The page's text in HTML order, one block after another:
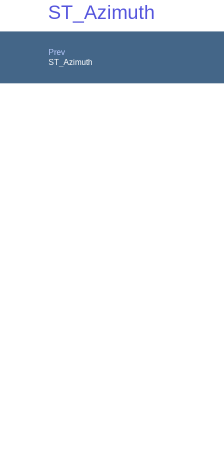
ST_Azimuth
Prev
ST_Azimuth